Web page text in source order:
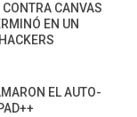
CANVAS
EN UN
EL AUTO-